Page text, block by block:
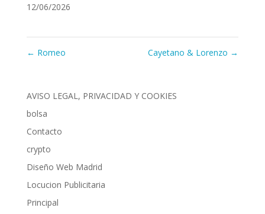
12/06/2026
← Romeo Cayetano & Lorenzo →
AVISO LEGAL, PRIVACIDAD Y COOKIES
bolsa
Contacto
crypto
Diseño Web Madrid
Locucion Publicitaria
Principal